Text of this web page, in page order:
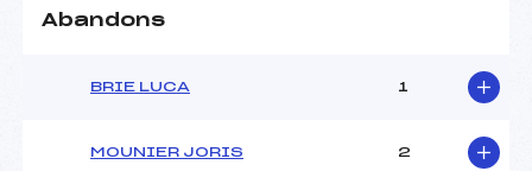
Abandons
BRIE LUCA 1
MOUNIER JORIS 2